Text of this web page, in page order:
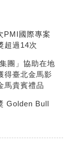
PMI國際專案
超過14次
團」協助在地
得臺北金馬影
馬貴賓禮品
Golden Bull